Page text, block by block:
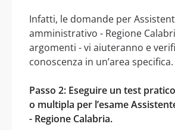
Infatti, le domande per
amministrativo - Regione
argomenti - vi aiuteranno e
conoscenza in un’area specifica.
Passo 2: Eseguire un test
o multipla per l’esame
- Regione Calabria.